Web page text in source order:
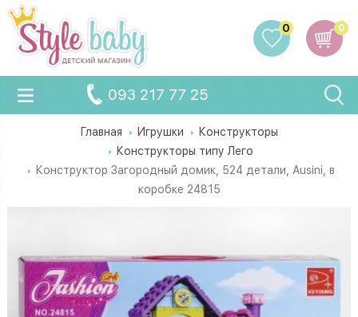
0
0
093 217 77 25
Главная Игрушки
Конструкторы
Конструкторы типу Лего
Конструктор Загородный домик, 524 детали, Ausini, в
коробке 24815